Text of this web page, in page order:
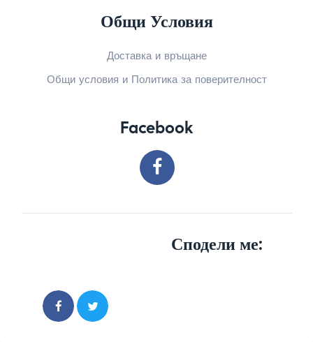
Общи Условия
Доставка и връщане
Общи условия и Политика за поверителност
Facebook
Сподели ме: